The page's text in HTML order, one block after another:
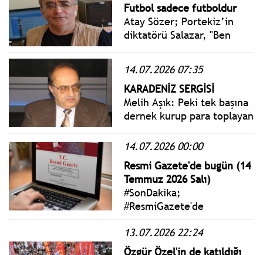
Futbol sadece futboldur
Atay Sözer; Portekiz’in
diktatörü Salazar, "Ben
Fado, Fiesta" demiştir.
14.07.2026 07:35
KARADENİZ SERGİSİ
Melih Aşık: Peki tek başına
dernek kurup para toplayan
6 yıl boyunca, devletin
denetlenmemiş mi? Böyle
dernekler denetlenmiyor
mu?
14.07.2026 00:00
Resmi Gazete'de bugün (14
Temmuz 2026 Salı)
#SonDakika;
#ResmiGazete'de
2026 Salı yönetmelik,
genelge ve tebliğler
13.07.2026 22:24
Özgür Özel'in de katıldığı